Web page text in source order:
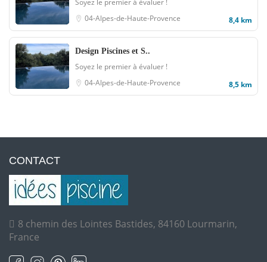
Soyez le premier à évaluer !
04-Alpes-de-Haute-Provence
8,4 km
Design Piscines et S..
Soyez le premier à évaluer !
04-Alpes-de-Haute-Provence
8,5 km
CONTACT
8 chemin des Lointes Bastides, 84160 Lourmarin,
France